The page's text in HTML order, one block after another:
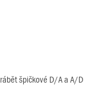
špičkové D/A a A/D